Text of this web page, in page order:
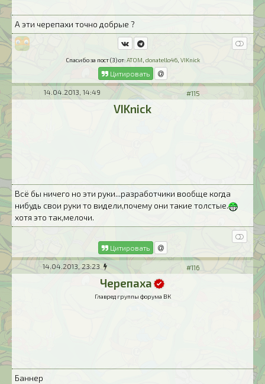
А эти черепахи точно добрые ?
Спасибо за пост (3) от: ATOM donatello46, VIKnick
Цитировать
14.04.2013, 14:49 #115
VIKnick
Всё бы ничего но эти руки...разработчики вообще когда
нибудь свои руки то видели,почему они такие толстые.
хотя это так,мелочи.
Цитировать
14.04.2013, 23:23 #116
Черепаха
Главред группы форума ВК
Баннер